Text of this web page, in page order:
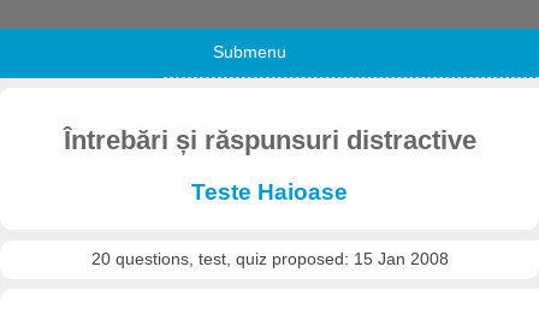
Submenu
Întrebări și răspunsuri distractive
Teste Haioase
20 questions, test, quiz proposed: 15 Jan 2008